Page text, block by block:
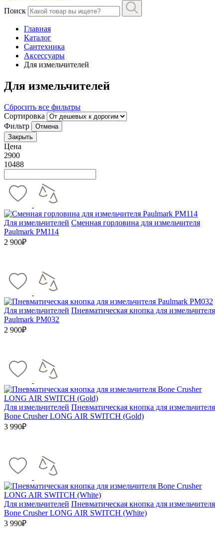
Поиск
Главная
Каталог
Сантехника
Аксессуары
Для измельчителей
Для измельчителей
Сбросить все фильтры
Сортировка
Фильтр
Отмена
Закрыть
Цена
2900
10488
Для измельчителей Сменная горловина для измельчителя
Paulmark PM114
2 900₽
Для измельчителей Пневматическая кнопка для измельчителя
Paulmark PM032
2 900₽
Для измельчителей Пневматическая кнопка для измельчителя
Bone Crusher LONG AIR SWITCH (Gold)
3 990₽
Для измельчителей Пневматическая кнопка для измельчителя
Bone Crusher LONG AIR SWITCH (White)
3 990₽